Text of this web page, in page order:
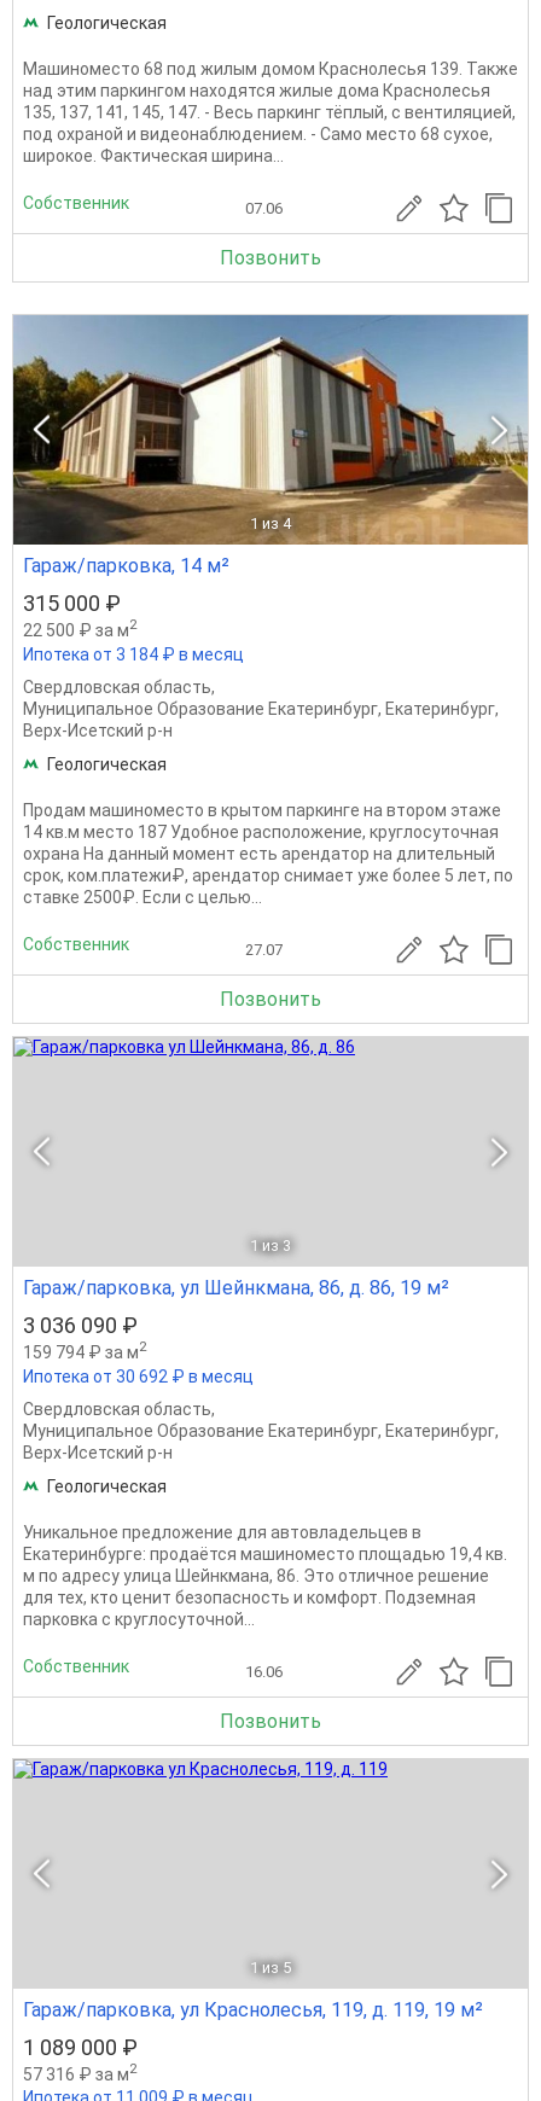
Геологическая
Машиноместо 68 под жилым домом Краснолесья 139. Также
над этим паркингом находятся жилые дома Краснолесья
135, 137, 141, 145, 147. - Весь паркинг тёплый, с вентиляцией,
под охраной и видеонаблюдением. - Само место 68 сухое,
широкое. Фактическая ширина...
Собственник 07.06
Позвонить
1 из 4
Гараж/парковка, 14 м²
315 000 ₽
22 500 ₽ за м2
Ипотека от 3 184 ₽ в месяц
Свердловская область,
Муниципальное Образование Екатеринбург, Екатеринбург,
Верх-Исетский р-н
Геологическая
Продам машиноместо в крытом паркинге на втором этаже
14 кв.м место 187 Удобное расположение, круглосуточная
охрана На данный момент есть арендатор на длительный
срок, ком.платежи₽, арендатор снимает уже более 5 лет, по
ставке 2500₽. Если с целью...
Собственник 27.07
Позвонить
1 из 3
Гараж/парковка, ул Шейнкмана, 86, д. 86, 19 м²
3 036 090 ₽
159 794 ₽ за м2
Ипотека от 30 692 ₽ в месяц
Свердловская область,
Муниципальное Образование Екатеринбург, Екатеринбург,
Верх-Исетский р-н
Геологическая
Уникальное предложение для автовладельцев в
Екатеринбурге: продаётся машиноместо площадью 19,4 кв.
м по адресу улица Шейнкмана, 86. Это отличное решение
для тех, кто ценит безопасность и комфорт. Подземная
парковка с круглосуточной...
Собственник 16.06
Позвонить
1 из 5
Гараж/парковка, ул Краснолесья, 119, д. 119, 19 м²
1 089 000 ₽
57 316 ₽ за м2